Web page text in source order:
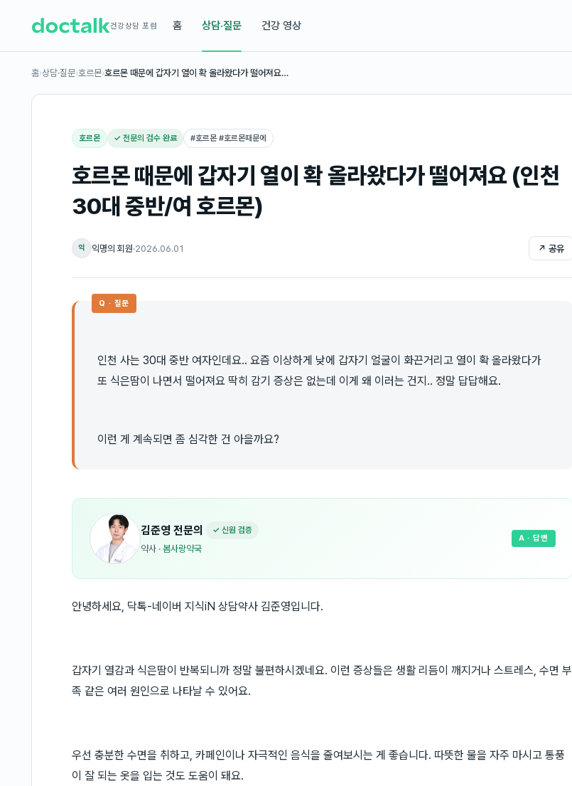
건강상담 포럼 홈 상담·질문 건강 영상
홈›상담·질문›호르몬›호르몬 때문에 갑자기 열이 확 올라왔다가 떨어져요…
호르몬 ✓ 전문의 검수 완료 #호르몬 #호르몬때문에
호르몬 때문에 갑자기 열이 확 올라왔다가 떨어져요 (인천
30대 중반/여 호르몬)
익 익명의 회원·2026.06.01 ↗ 공유
Q · 질문
인천 사는 30대 중반 여자인데요.. 요즘 이상하게 낮에 갑자기 얼굴이 화끈거리고 열이 확 올라왔다가
또 식은땀이 나면서 떨어져요 딱히 감기 증상은 없는데 이게 왜 이러는 건지.. 정말 답답해요.
이런 게 계속되면 좀 심각한 건 아을까요?
김준영 전문의 ✓ 신원 검증
약사 · 봄사랑약국
A · 답변
안녕하세요, 닥톡-네이버 지식iN 상담약사 김준영입니다.
갑자기 열감과 식은땀이 반복되니까 정말 불편하시겠네요. 이런 증상들은 생활 리듬이 깨지거나 스트레스, 수면 부
족 같은 여러 원인으로 나타날 수 있어요.
우선 충분한 수면을 취하고, 카페인이나 자극적인 음식을 줄여보시는 게 좋습니다. 따뜻한 물을 자주 마시고 통풍
이 잘 되는 옷을 입는 것도 도움이 돼요.